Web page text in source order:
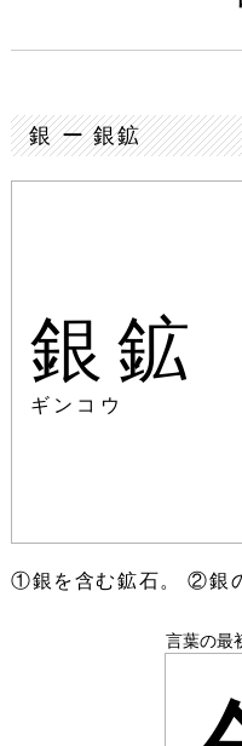
銀 ー 銀鉱
銀鉱
ギンコウ
①銀を含む鉱石。 ②銀
言葉の最